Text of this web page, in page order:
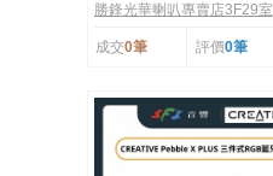
勝鋒光華喇叭專賣店3F29室
成交0筆 評價0筆